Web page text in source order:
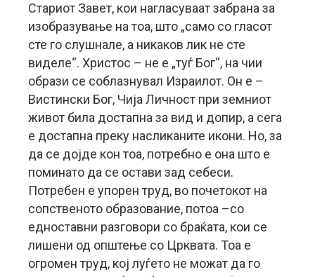
Стариот Завет, кои нагласуваат забрана за
изобразување на тоа, што „само со гласот
сте го слушнале, а никаков лик не сте
виделе“. Христос – не е „туѓ Бог“, на чии
образи се соблазнувал Израилот. Он е –
Вистински Бог, Чија Личност при земниот
живот била достапна за вид и допир, а сега
е достапна преку насликаните икони. Но, за
да се дојде кон тоа, потребно е она што е
поминато да се остави зад себеси.
Потребен е упорен труд, во почетокот на
сопственото образование, потоа –со
едноставни разговори со браќата, кои се
лишени од општење со Црквата. Тоа е
огромен труд, кој луѓето не можат да го